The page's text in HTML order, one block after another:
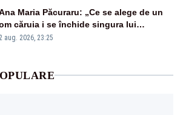
Maria Păcuraru: „Ce se alege de un
căruia i se închide singura lui
portiță?”
2 aug. 2026, 23:25